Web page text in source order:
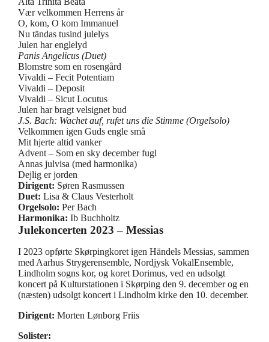
Vær velkommen Herrens år
O, kom, O kom Immanuel
Nu tändas tusind julelys
Julen har englelyd
Panis Angelicus (Duet)
Blomstre som en rosengård
Vivaldi – Fecit Potentiam
Vivaldi – Deposit
Vivaldi – Sicut Locutus
Julen har bragt velsignet bud
J.S. Bach: Wachet auf, rufet uns die Stimme (Orgelsolo)
Velkommen igen Guds engle små
Mit hjerte altid vanker
Advent – Som en sky december fugl
Annas julvisa (med harmonika)
Dejlig er jorden
Dirigent: Søren Rasmussen
Duet: Lisa & Claus Vesterholt
Orgelsolo: Per Bach
Harmonika: Ib Buchholtz
Julekoncerten 2023 – Messias
I 2023 opførte Skørpingkoret igen Händels Messias, sammen
med Aarhus Strygerensemble, Nordjysk VokalEnsemble,
Lindholm sogns kor, og koret Dorimus, ved en udsolgt
koncert på Kulturstationen i Skørping den 9. december og en
(næsten) udsolgt koncert i Lindholm kirke den 10. december.
Dirigent: Morten Lønborg Friis
Solister: